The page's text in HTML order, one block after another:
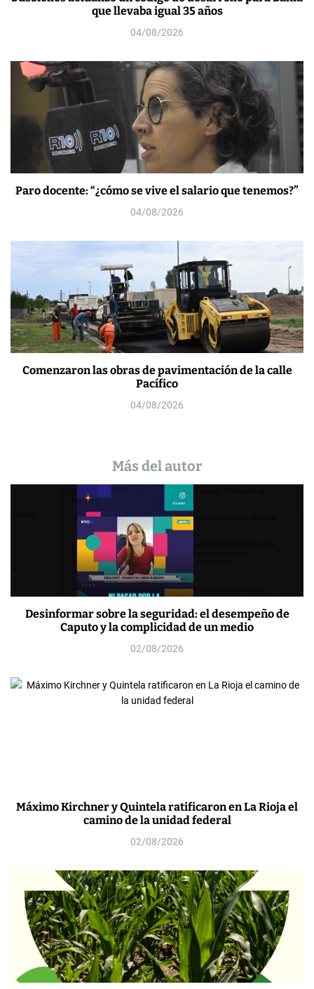
que llevaba igual 35 años
04/08/2026
Paro docente: “¿cómo se vive el salario que tenemos?”
04/08/2026
Comenzaron las obras de pavimentación de la calle
Pacífico
04/08/2026
Más del autor
Desinformar sobre la seguridad: el desempeño de
Caputo y la complicidad de un medio
02/08/2026
Máximo Kirchner y Quintela ratificaron en La Rioja el
camino de la unidad federal
02/08/2026